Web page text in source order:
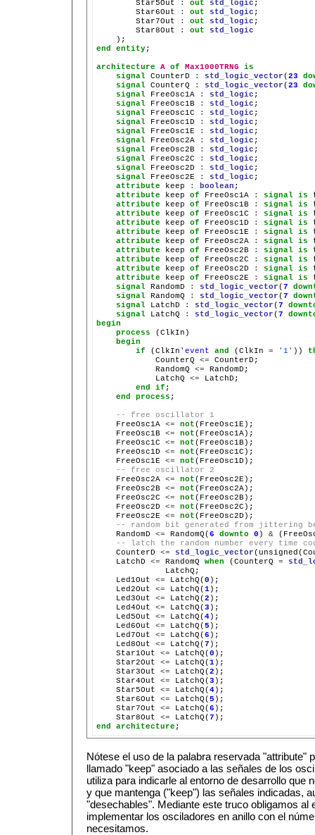
        Star5Out
: out std_logic ;
        Star6Out
: out std_logic ;
        Star7Out
: out std_logic ;
        Star8Out
: out
std_logic
end
entity;
architecture A of Max1000TRNG
is
signal CounterD : std_logic_vector( 23
signal CounterQ : std_logic_vector( 23
signal FreeOsc1A : std_logic ;
signal FreeOsc1B : std_logic ;
signal FreeOsc1C : std_logic ;
signal FreeOsc1D : std_logic ;
signal FreeOsc1E : std_logic ;
signal FreeOsc2A : std_logic ;
signal FreeOsc2B : std_logic ;
signal FreeOsc2C : std_logic ;
signal FreeOsc2D : std_logic ;
signal FreeOsc2E : std_logic ;
attribute keep : boolean ;
attribute keep of FreeOsc1A : signal is
attribute keep of FreeOsc1B : signal is
attribute keep of FreeOsc1C : signal is
attribute keep of FreeOsc1D : signal is
attribute keep of FreeOsc1E : signal is
attribute keep of FreeOsc2A : signal is
attribute keep of FreeOsc2B : signal is
attribute keep of FreeOsc2C : signal is
attribute keep of FreeOsc2D : signal is
attribute keep of FreeOsc2E : signal is
signal RandomD : std_logic_vector( 7
signal RandomQ : std_logic_vector( 7
signal LatchD : std_logic_vector( 7
signal LatchQ : std_logic_vector( 7
begin
process (ClkIn)
begin
if (ClkIn 'event and (ClkIn = '1' ))
            CounterQ
<= CounterD;
            RandomQ
<= RandomD;
            LatchQ
<= LatchD;
end
if ;
end
process ;
-- free oscillator 1
    FreeOsc1A
<= not(FreeOsc1E);
    FreeOsc1B
<= not(FreeOsc1A);
    FreeOsc1C
<= not(FreeOsc1B);
    FreeOsc1D
<= not(FreeOsc1C);
    FreeOsc1E
<= not(FreeOsc1D);
-- free oscillator 2
    FreeOsc2A
<= not(FreeOsc2E);
    FreeOsc2B
<= not(FreeOsc2A);
    FreeOsc2C
<= not(FreeOsc2B);
    FreeOsc2D
<= not(FreeOsc2C);
    FreeOsc2E
<= not(FreeOsc2D);
-- random bit generated from jittering
    RandomD
<= RandomQ( 6 downto 0 ) &
-- latch the random number every time
    CounterD
<= std_logic_vector
    LatchD
<= RandomQ when (CounterQ =
              LatchQ;
    Led1Out
<= LatchQ( 0 );
    Led2Out
<= LatchQ( 1);
    Led3Out
<= LatchQ( 2 );
    Led4Out
<= LatchQ( 3 );
    Led5Out
<= LatchQ( 4);
    Led6Out
<= LatchQ( 5 );
    Led7Out
<= LatchQ( 6 );
    Led8Out
<= LatchQ( 7 );
    Star1Out
<= LatchQ( 0 );
    Star2Out
<= LatchQ( 1);
    Star3Out
<= LatchQ( 2 );
    Star4Out
<= LatchQ( 3 );
    Star5Out
<= LatchQ( 4);
    Star6Out
<= LatchQ( 5 );
    Star7Out
<= LatchQ( 6 );
    Star8Out
<= LatchQ( 7
end
architecture
Nótese el uso de la palabra reservada "attribute"
llamado "keep" asociado a las señales de los
utiliza para indicarle al entorno de desarrollo que
y que mantenga ("keep") las señales indicadas,
"desechables". Mediante este truco obligamos al
implementar los osciladores en anillo con el
necesitamos.